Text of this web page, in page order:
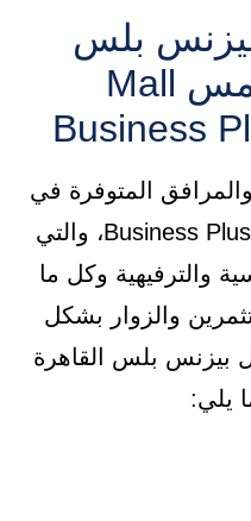
بلس
التجمع الخامس Mall
Business
المتوفرة في
مشروع Business Plus Mall New Cairo، والتي
والترفيهية وكل ما
والزوار بشكل
بيزنس بلس القاهرة
يلي: